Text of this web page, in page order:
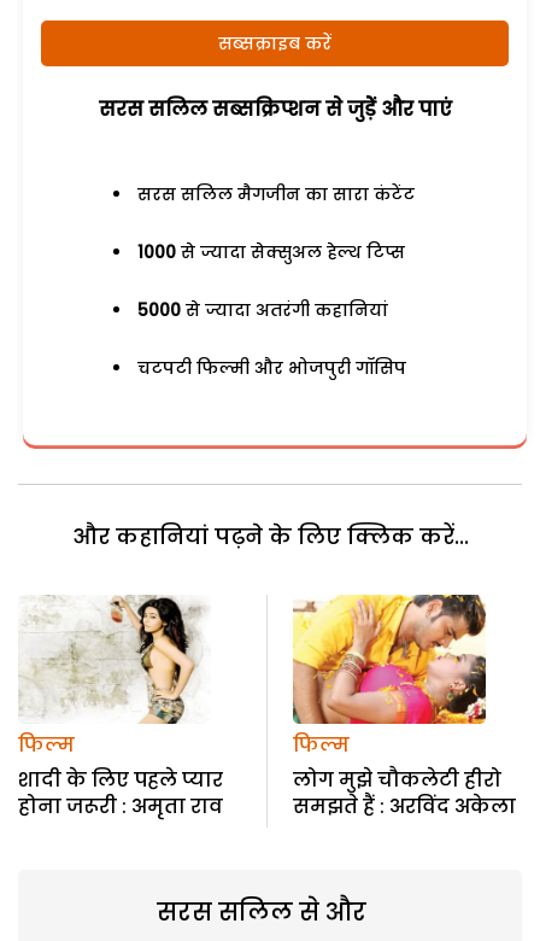
सब्सक्राइब करें
सरस सलिल सब्सक्रिप्शन से जुड़ेें और पाएं
सरस सलिल मैगजीन का सारा कंटेंट
1000 से ज्यादा सेक्सुअल हेल्थ टिप्स
5000 से ज्यादा अतरंगी कहानियां
चटपटी फिल्मी और भोजपुरी गॉसिप
और कहानियां पढ़ने के लिए क्लिक करें...
फिल्म
शादी के लिए पहले प्यार
होना जरूरी : अमृता राव
फिल्म
लोग मुझे चौकलेटी हीरो
समझते हैं : अरविंद अकेला
सरस सलिल से और